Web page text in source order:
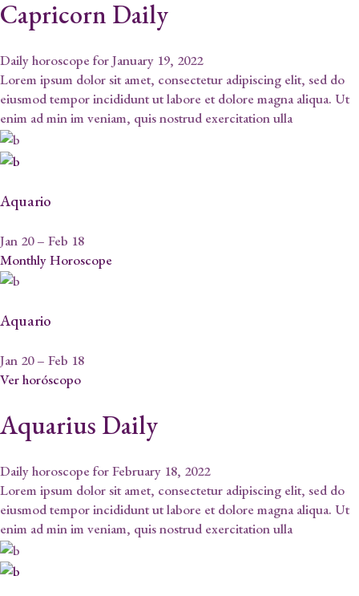
Capricorn Daily
Daily horoscope for January 19, 2022
Lorem ipsum dolor sit amet, consectetur adipiscing elit, sed do
eiusmod tempor incididunt ut labore et dolore magna aliqua. Ut
enim ad min im veniam, quis nostrud exercitation ulla
Aquario
Jan 20 – Feb 18
Monthly Horoscope
Aquario
Jan 20 – Feb 18
Ver horóscopo
Aquarius Daily
Daily horoscope for February 18, 2022
Lorem ipsum dolor sit amet, consectetur adipiscing elit, sed do
eiusmod tempor incididunt ut labore et dolore magna aliqua. Ut
enim ad min im veniam, quis nostrud exercitation ulla